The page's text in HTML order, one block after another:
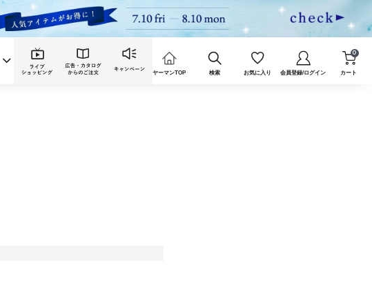
ヤーマンTOP 検索 お気に入り 会員登録/ログイン カート
0